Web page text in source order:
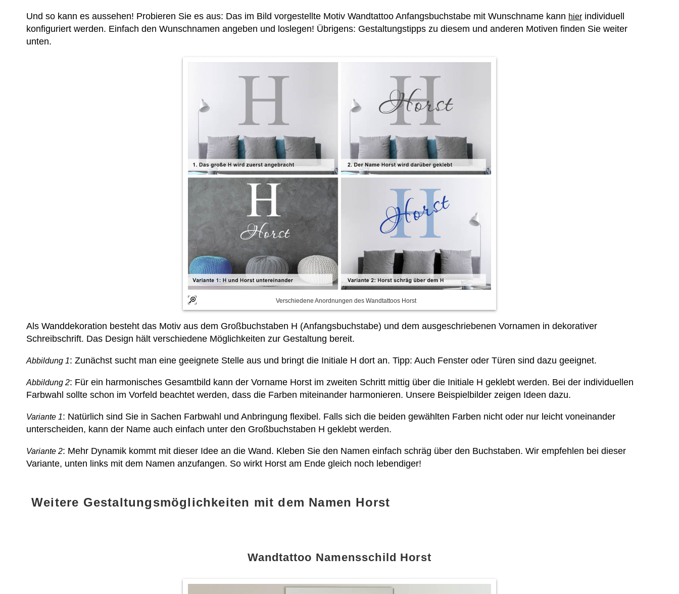
Und so kann es aussehen! Probieren Sie es aus: Das im Bild vorgestellte Motiv Wandtattoo Anfangsbuchstabe mit Wunschname kann hier individuell
konfiguriert werden. Einfach den Wunschnamen angeben und loslegen! Übrigens: Gestaltungstipps zu diesem und anderen Motiven finden Sie weiter
unten.
Verschiedene Anordnungen des Wandtattoos Horst
Als Wanddekoration besteht das Motiv aus dem Großbuchstaben H (Anfangsbuchstabe) und dem ausgeschriebenen Vornamen in dekorativer
Schreibschrift. Das Design hält verschiedene Möglichkeiten zur Gestaltung bereit.
Abbildung 1: Zunächst sucht man eine geeignete Stelle aus und bringt die Initiale H dort an. Tipp: Auch Fenster oder Türen sind dazu geeignet.
Abbildung 2: Für ein harmonisches Gesamtbild kann der Vorname Horst im zweiten Schritt mittig über die Initiale H geklebt werden. Bei der individuellen
Farbwahl sollte schon im Vorfeld beachtet werden, dass die Farben miteinander harmonieren. Unsere Beispielbilder zeigen Ideen dazu.
Variante 1: Natürlich sind Sie in Sachen Farbwahl und Anbringung flexibel. Falls sich die beiden gewählten Farben nicht oder nur leicht voneinander
unterscheiden, kann der Name auch einfach unter den Großbuchstaben H geklebt werden.
Variante 2: Mehr Dynamik kommt mit dieser Idee an die Wand. Kleben Sie den Namen einfach schräg über den Buchstaben. Wir empfehlen bei dieser
Variante, unten links mit dem Namen anzufangen. So wirkt Horst am Ende gleich noch lebendiger!
Weitere Gestaltungsmöglichkeiten mit dem Namen Horst
Wandtattoo Namensschild Horst